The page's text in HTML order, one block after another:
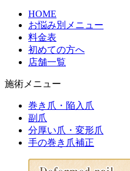
HOME
お悩み別メニュー
料金表
初めての方へ
店舗一覧
施術メニュー
巻き爪・陥入爪
副爪
分厚い爪・変形爪
手の巻き爪補正